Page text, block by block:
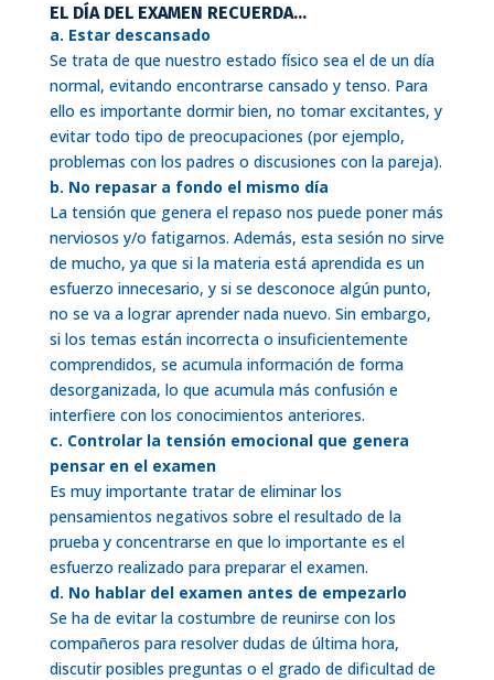
EL DÍA DEL EXAMEN RECUERDA…
a. Estar descansado
Se trata de que nuestro estado físico sea el de un día
normal, evitando encontrarse cansado y tenso. Para
ello es importante dormir bien, no tomar excitantes, y
evitar todo tipo de preocupaciones (por ejemplo,
problemas con los padres o discusiones con la pareja).
b. No repasar a fondo el mismo día
La tensión que genera el repaso nos puede poner más
nerviosos y/o fatigarnos. Además, esta sesión no sirve
de mucho, ya que si la materia está aprendida es un
esfuerzo innecesario, y si se desconoce algún punto,
no se va a lograr aprender nada nuevo. Sin embargo,
si los temas están incorrecta o insuficientemente
comprendidos, se acumula información de forma
desorganizada, lo que acumula más confusión e
interfiere con los conocimientos anteriores.
c. Controlar la tensión emocional que genera
pensar en el examen
Es muy importante tratar de eliminar los
pensamientos negativos sobre el resultado de la
prueba y concentrarse en que lo importante es el
esfuerzo realizado para preparar el examen.
d. No hablar del examen antes de empezarlo
Se ha de evitar la costumbre de reunirse con los
compañeros para resolver dudas de última hora,
discutir posibles preguntas o el grado de dificultad de